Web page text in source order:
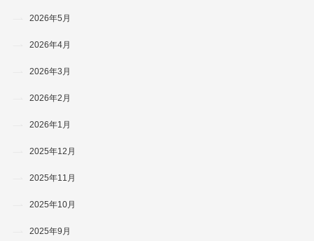
2026年5月
2026年4月
2026年3月
2026年2月
2026年1月
2025年12月
2025年11月
2025年10月
2025年9月